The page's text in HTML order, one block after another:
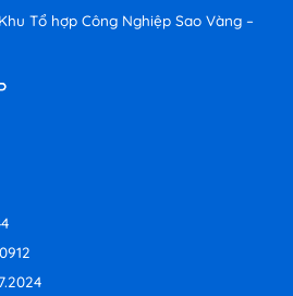
Tổ hợp Công Nghiệp Sao Vàng –